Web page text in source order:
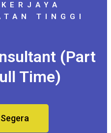
TINGGI
(Part
Time)